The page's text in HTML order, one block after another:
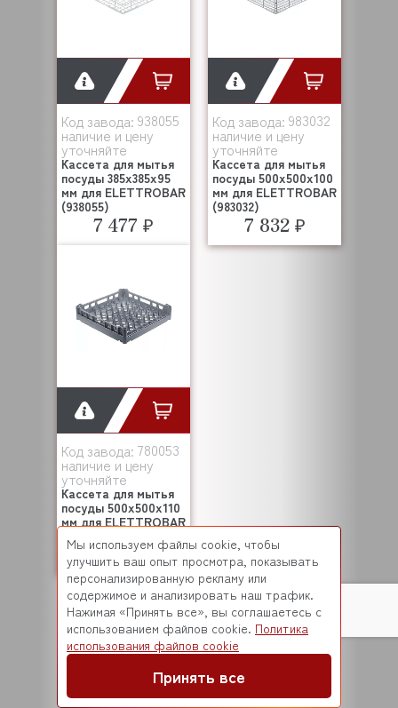
Код завода: 938055
наличие и цену
уточняйте
Кассета для мытья
посуды 385x385x95
мм для ELETTROBAR
(938055)
7 477 ₽
Код завода: 983032
наличие и цену
уточняйте
Кассета для мытья
посуды 500x500x100
мм для ELETTROBAR
(983032)
7 832 ₽
Код завода: 780053
наличие и цену
уточняйте
Кассета для мытья
посуды 500x500x110
мм для ELETTROBAR
14 753 ₽
1
по 28 позиций
Мы используем файлы cookie, чтобы
улучшить ваш опыт просмотра, показывать
персонализированную рекламу или
содержимое и анализировать наш трафик.
Нажимая «Принять все», вы соглашаетесь с
использованием файлов cookie. Политика
использования файлов cookie
Принять все